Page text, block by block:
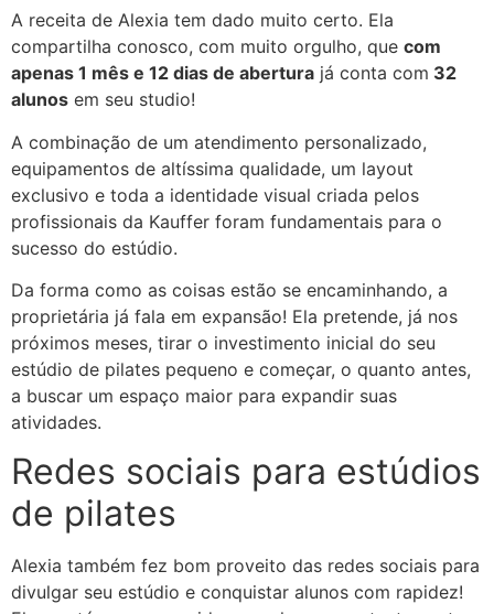
A receita de Alexia tem dado muito certo. Ela
compartilha conosco, com muito orgulho, que com
apenas 1 mês e 12 dias de abertura já conta com 32
alunos em seu studio!
A combinação de um atendimento personalizado,
equipamentos de altíssima qualidade, um layout
exclusivo e toda a identidade visual criada pelos
profissionais da Kauffer foram fundamentais para o
sucesso do estúdio.
Da forma como as coisas estão se encaminhando, a
proprietária já fala em expansão! Ela pretende, já nos
próximos meses, tirar o investimento inicial do seu
estúdio de pilates pequeno e começar, o quanto antes,
a buscar um espaço maior para expandir suas
atividades.
Redes sociais para estúdios
de pilates
Alexia também fez bom proveito das redes sociais para
divulgar seu estúdio e conquistar alunos com rapidez!